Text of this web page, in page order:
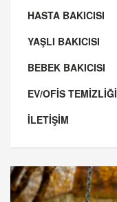
HASTA BAKICISI
YAŞLI BAKICISI
BEBEK BAKICISI
EV/OFİS TEMİZLİĞİ
İLETİŞİM
Previous